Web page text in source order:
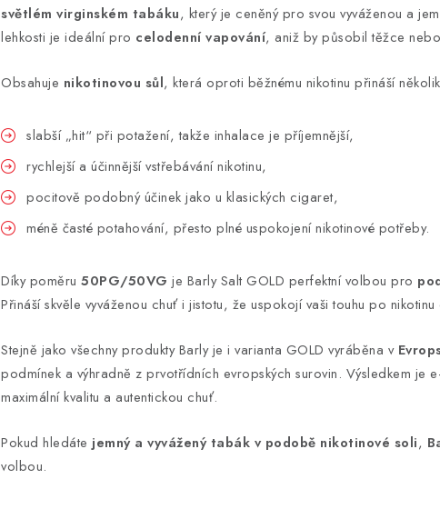
světlém virginském tabáku, který je ceněný pro svou vyváženou a
lehkosti je ideální pro celodenní vapování, aniž by působil těžce
Obsahuje nikotinovou sůl, která oproti běžnému nikotinu přináší
slabší „hit“ při potažení, takže inhalace je příjemnější,
rychlejší a účinnější vstřebávání nikotinu,
pocitově podobný účinek jako u klasických cigaret,
méně časté potahování, přesto plné uspokojení nikotinové potřeby.
Díky poměru 50PG/50VG je Barly Salt GOLD perfektní volbou pro
Přináší skvěle vyváženou chuť i jistotu, že uspokojí vaši touhu po
Stejně jako všechny produkty Barly je i varianta GOLD vyráběna v
podmínek a výhradně z prvotřídních evropských surovin. Výsledkem je
maximální kvalitu a autentickou chuť.
Pokud hledáte jemný a vyvážený tabák v podobě nikotinové soli,
volbou.